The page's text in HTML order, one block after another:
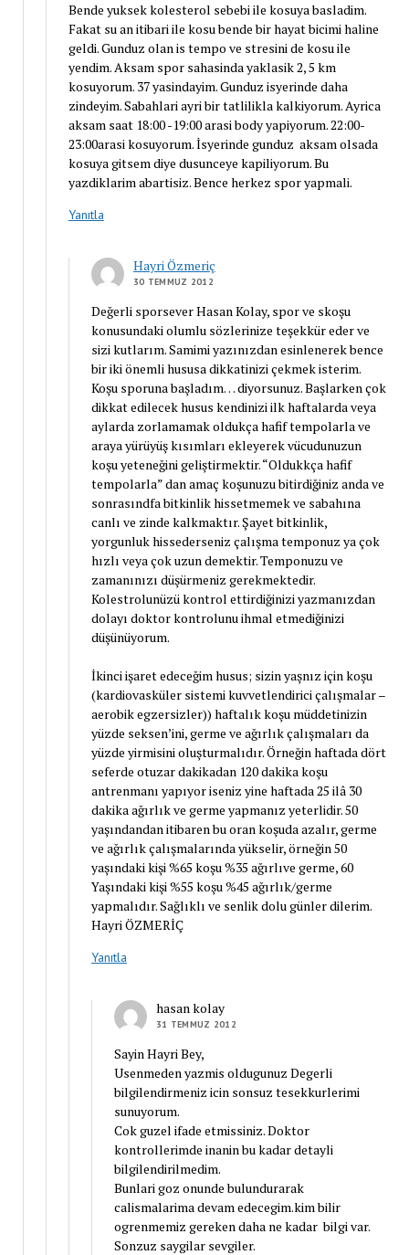
Bende yuksek kolesterol sebebi ile kosuya basladim.
Fakat su an itibari ile kosu bende bir hayat bicimi haline
geldi. Gunduz olan is tempo ve stresini de kosu ile
yendim. Aksam spor sahasinda yaklasik 2, 5 km
kosuyorum. 37 yasindayim. Gunduz isyerinde daha
zindeyim. Sabahlari ayri bir tatlilikla kalkiyorum. Ayrica
aksam saat 18:00 -19:00 arasi body yapiyorum. 22:00-
23:00arasi kosuyorum. İsyerinde gunduz aksam olsada
kosuya gitsem diye dusunceye kapiliyorum. Bu
yazdiklarim abartisiz. Bence herkez spor yapmali.
Yanıtla
Hayri Özmeriç
30 TEMMUZ 2012
Değerli sporsever Hasan Kolay, spor ve skoşu
konusundaki olumlu sözlerinize teşekkür eder ve
sizi kutlarım. Samimi yazınızdan esinlenerek bence
bir iki önemli hususa dikkatinizi çekmek isterim.
Koşu sporuna başladım… diyorsunuz. Başlarken çok
dikkat edilecek husus kendinizi ilk haftalarda veya
aylarda zorlamamak oldukça hafif tempolarla ve
araya yürüyüş kısımları ekleyerek vücudunuzun
koşu yeteneğini geliştirmektir. “Oldukkça hafif
tempolarla” dan amaç koşunuzu bitirdiğiniz anda ve
sonrasındfa bitkinlik hissetmemek ve sabahına
canlı ve zinde kalkmaktır. Şayet bitkinlik,
yorgunluk hissederseniz çalışma temponuz ya çok
hızlı veya çok uzun demektir. Temponuzu ve
zamanınızı düşürmeniz gerekmektedir.
Kolestrolunüzü kontrol ettirdiğinizi yazmanızdan
dolayı doktor kontrolunu ihmal etmediğinizi
düşünüyorum.
İkinci işaret edeceğim husus; sizin yaşnız için koşu
(kardiovasküler sistemi kuvvetlendirici çalışmalar –
aerobik egzersizler)) haftalık koşu müddetinizin
yüzde seksen’ini, germe ve ağırlık çalışmaları da
yüzde yirmisini oluşturmalıdır. Örneğin haftada dört
seferde otuzar dakikadan 120 dakika koşu
antrenmanı yapıyor iseniz yine haftada 25 ilâ 30
dakika ağırlık ve germe yapmanız yeterlidir. 50
yaşındandan itibaren bu oran koşuda azalır, germe
ve ağırlık çalışmalarında yükselir, örneğin 50
yaşındaki kişi %65 koşu %35 ağırlıve germe, 60
Yaşındaki kişi %55 koşu %45 ağırlık/germe
yapmalıdır. Sağlıklı ve senlik dolu günler dilerim.
Hayri ÖZMERİÇ
Yanıtla
hasan kolay
31 TEMMUZ 2012
Sayin Hayri Bey,
Usenmeden yazmis oldugunuz Degerli
bilgilendirmeniz icin sonsuz tesekkurlerimi
sunuyorum.
Cok guzel ifade etmissiniz. Doktor
kontrollerimde inanin bu kadar detayli
bilgilendirilmedim.
Bunlari goz onunde bulundurarak
calismalarima devam edecegim.kim bilir
ogrenmemiz gereken daha ne kadar bilgi var.
Sonzuz saygilar sevgiler.